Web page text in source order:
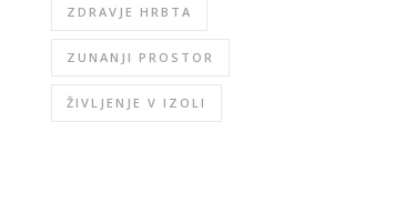
ZDRAVJE HRBTA
ZUNANJI PROSTOR
ŽIVLJENJE V IZOLI